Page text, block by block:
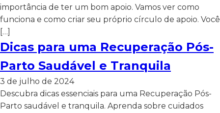
importância de ter um bom apoio. Vamos ver como
funciona e como criar seu próprio círculo de apoio. Você
[…]
Dicas para uma Recuperação Pós-
Parto Saudável e Tranquila
3 de julho de 2024
Descubra dicas essenciais para uma Recuperação Pós-
Parto saudável e tranquila. Aprenda sobre cuidados